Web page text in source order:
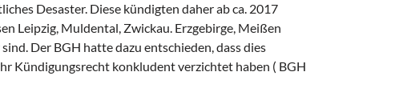
Desaster. Diese kündigten daher ab ca. 2017
Leipzig, Muldental, Zwickau. Erzgebirge, Meißen
Der BGH hatte dazu entschieden, dass dies
Kündigungsrecht konkludent verzichtet haben ( BGH